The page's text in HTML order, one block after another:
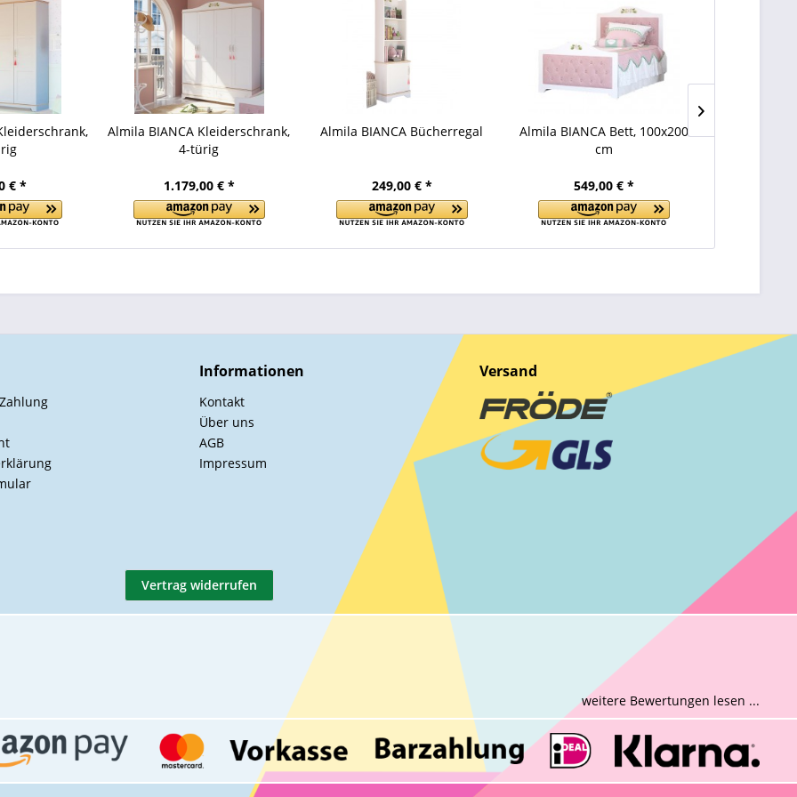
€ *
Almila BIANCA Kleiderschrank,
4-türig
1.179,00 € *
Almila BIANCA Bücherregal
249,00 € *
Almila BIANCA Bett, 100x200
cm
549,00 € *
Informationen
Kontakt
Über uns
AGB
Impressum
Versand
Vertrag widerrufen
weitere Bewertungen lesen ...